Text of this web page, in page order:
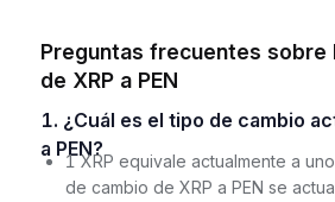
Preguntas frecuentes sobre
de XRP a PEN
1. ¿Cuál es el tipo de cambio actual de 1 XRP
a PEN?
1 XRP equivale actualmente a
de cambio de XRP a PEN se